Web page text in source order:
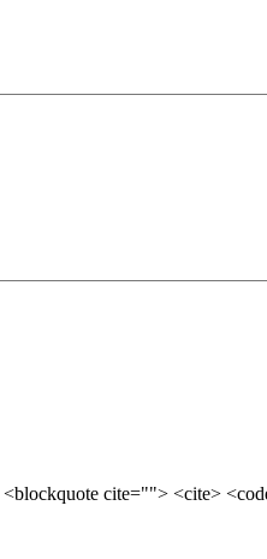
cite=""> <cite>